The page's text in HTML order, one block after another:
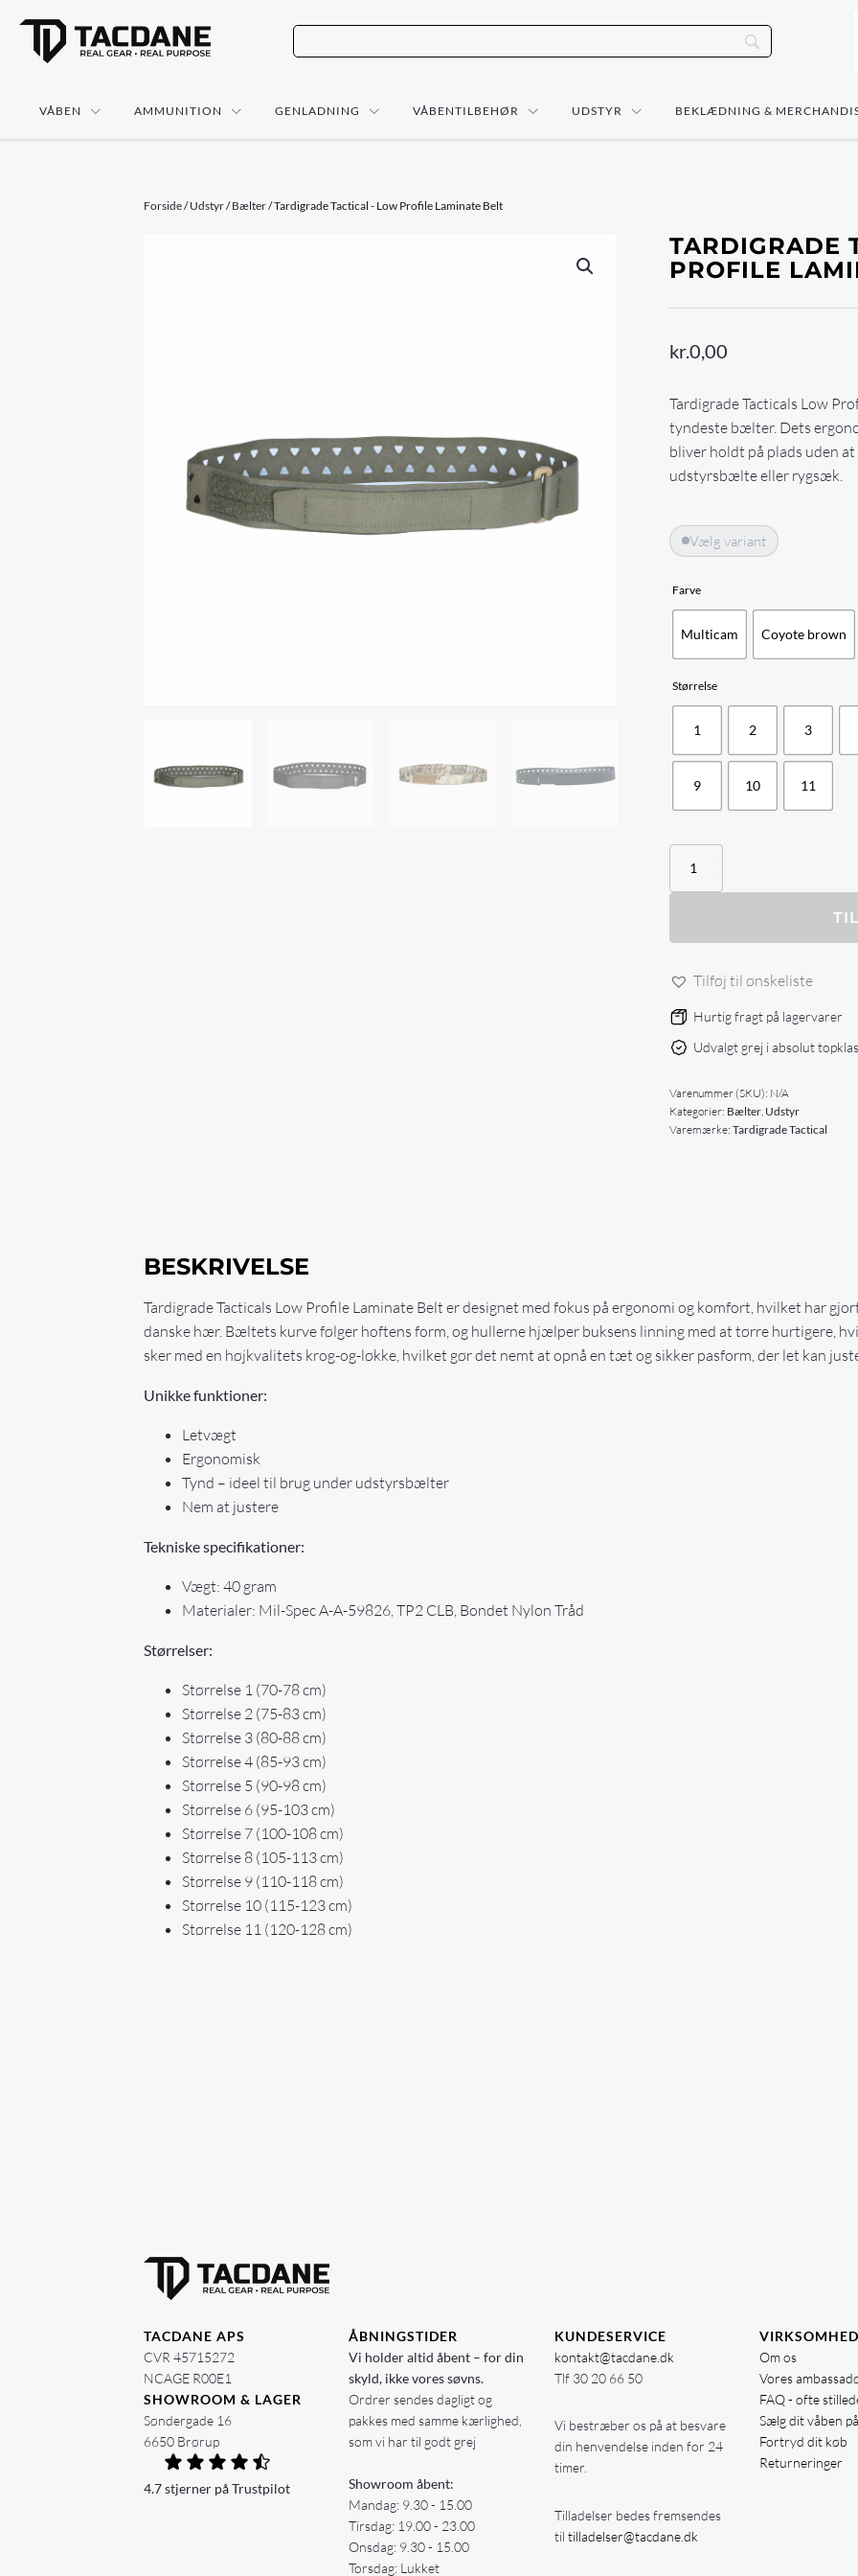
VÅBEN AMMUNITION GENLADNING VÅBENTILBEHØR UDSTYR BEKLÆDNING &
Forside/Udstyr/Bælter/ Tardigrade Tactical - Low Profile Laminate Belt
TARDIGRADE
PROFILE
kr.0,00
Tardigrade Tacticals Low
tyndeste bælter. Dets
bliver holdt på plads uden
udstyrsbælte eller rygsæk.
Vælg variant
Farve
Multicam Coyote brown
Størrelse
1 2 3
9 10 11
Tardigrade
-
antal Tilføj til ønskeliste
Hurtig fragt på lagervarer
Udvalgt grej i absolut
Varenummer (SKU): N/A
Kategorier: Bælter, Udstyr
Varemærke:Tardigrade Tactical
BESKRIVELSE
Tardigrade Tacticals Low Profile Laminate Belt er designet med fokus på ergonomi og komfort, hvilket har
danske hær. Bæltets kurve følger hoftens form, og hullerne hjælper buksens linning med at tørre hurtigere,
sker med en højkvalitets krog-og-løkke, hvilket gør det nemt at opnå en tæt og sikker pasform, der let kan
Unikke funktioner:
Letvægt
Ergonomisk
Tynd – ideel til brug under udstyrsbælter
Nem at justere
Tekniske specifikationer:
Vægt: 40 gram
Materialer: Mil-Spec A-A-59826, TP2 CLB, Bondet Nylon Tråd
Størrelser:
Størrelse 1 (70-78 cm)
Størrelse 2 (75-83 cm)
Størrelse 3 (80-88 cm)
Størrelse 4 (85-93 cm)
Størrelse 5 (90-98 cm)
Størrelse 6 (95-103 cm)
Størrelse 7 (100-108 cm)
Størrelse 8 (105-113 cm)
Størrelse 9 (110-118 cm)
Størrelse 10 (115-123 cm)
Størrelse 11 (120-128 cm)
TACDANE APS
CVR 45715272
NCAGE R00E1
SHOWROOM & LAGER
Søndergade 16
6650 Brørup
4.7 stjerner på Trustpilot
ÅBNINGSTIDER
Vi holder altid åbent – for din
skyld, ikke vores søvns.
Ordrer sendes dagligt og
pakkes med samme kærlighed,
som vi har til godt grej
Showroom åbent:
Mandag: 9.30 - 15.00
Tirsdag: 19.00 - 23.00
Onsdag: 9.30 - 15.00
Torsdag: Lukket
KUNDESERVICE
kontakt@tacdane.dk
Tlf 30 20 66 50
Vi bestræber os på at besvare
din henvendelse inden for 24
timer.
Tilladelser bedes fremsendes
til tilladelser@tacdane.dk
Om os
Vores
FAQ - ofte
Sælg dit våben
Fortryd dit køb
Returneringer